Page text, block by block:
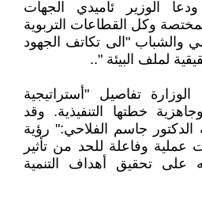
الوزير ئاميدي الجهات
وكل القطاعات التربوية
والشباب "الى تكاتف الجهود
لملف البيئة "..
أعلنت الوزارة تفاصيل "أستراتيجية
خطتها التنفيذية. وقد
الدكتور جاسم الفلاحي:" رؤية
عملية وفاعلة للحد من تأثير
على تحقيق أهداف التنمية